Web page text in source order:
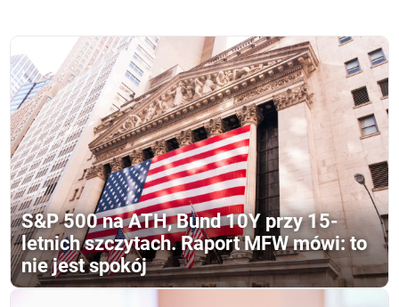
S&P 500 na ATH, Bund 10Y przy 15-
letnich szczytach. Raport MFW mówi: to
nie jest spokój